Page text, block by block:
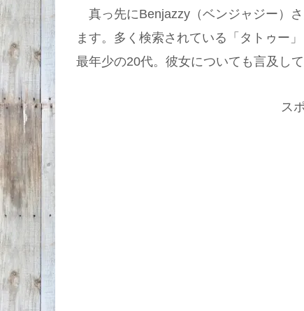
真っ先にBenjazzy（ベンジャジー）
ます。多く検索されている「タトゥー
最年少の20代。彼女についても言及し
ス